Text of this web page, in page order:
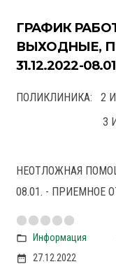
ГРАФИК
ВЫХОДНЫЕ,
31.12.2022-
ПОЛИКЛИНИКА: 2 И
3 И 6
НЕОТЛОЖНАЯ
08.01. - ПРИЕМНОЕ
Информация
27.12.2022